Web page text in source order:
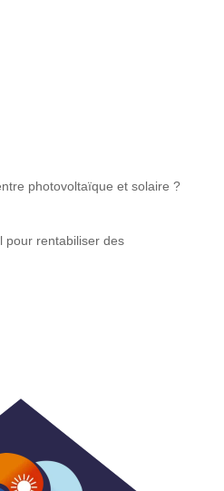
photovoltaïque et solaire ?
pour rentabiliser des